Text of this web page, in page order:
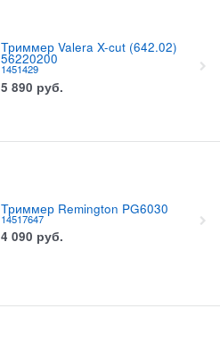
Триммер Valera X-cut (642.02)
56220200
1451429
5 890 руб.
Триммер Remington PG6030
14517647
4 090 руб.